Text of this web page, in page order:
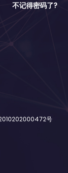
不记得密码了?
号